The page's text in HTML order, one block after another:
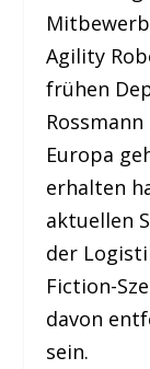
Agility
frühen
Europa
erhalten
aktuellen
der
Fiction-
davon
sein.